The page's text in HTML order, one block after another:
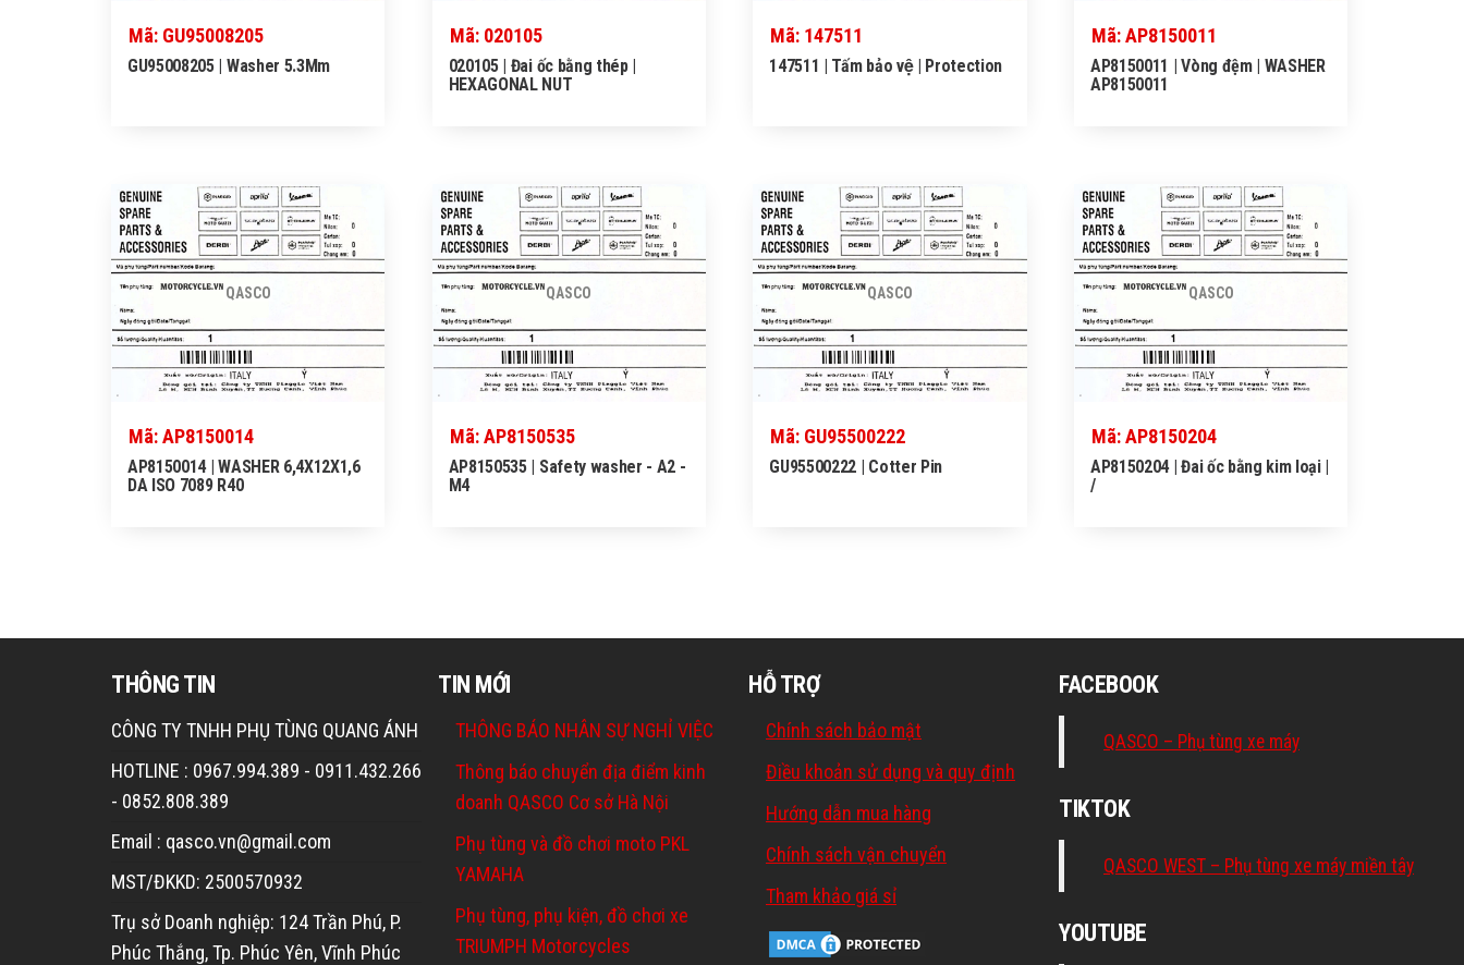
Mã: GU95008205
GU95008205 | Washer 5.3Mm
Mã: 020105
020105 | Đai ốc bằng thép |
HEXAGONAL NUT
Mã: 147511
147511 | Tấm bảo vệ | Protection
Mã: AP8150011
AP8150011 | Vòng đệm | WASHER
AP8150011
QASCO
Mã: AP8150014
AP8150014 | WASHER 6,4X12X1,6
DA ISO 7089 R40
QASCO
Mã: AP8150535
AP8150535 | Safety washer - A2 -
M4
QASCO
Mã: GU95500222
GU95500222 | Cotter Pin
QASCO
Mã: AP8150204
AP8150204 | Đai ốc bằng kim loại |
/
THÔNG TIN
CÔNG TY TNHH PHỤ TÙNG QUANG ÁNH
HOTLINE : 0967.994.389 - 0911.432.266
- 0852.808.389
Email : qasco.vn@gmail.com
MST/ĐKKD: 2500570932
Trụ sở Doanh nghiệp: 124 Trần Phú, P.
Phúc Thắng, Tp. Phúc Yên, Vĩnh Phúc
TIN MỚI
THÔNG BÁO NHÂN SỰ NGHỈ VIỆC
Thông báo chuyển địa điểm kinh
doanh QASCO Cơ sở Hà Nội
Phụ tùng và đồ chơi moto PKL
YAMAHA
Phụ tùng, phụ kiện, đồ chơi xe
TRIUMPH Motorcycles
HỖ TRỢ
Chính sách bảo mật
Điều khoản sử dụng và quy định
Hướng dẫn mua hàng
Chính sách vận chuyển
Tham khảo giá sỉ
FACEBOOK
QASCO – Phụ tùng xe máy
TIKTOK
QASCO WEST – Phụ tùng xe máy miền tây
YOUTUBE